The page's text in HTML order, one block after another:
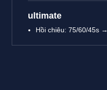
ultimate
Hồi chiêu: 75/60/45s →